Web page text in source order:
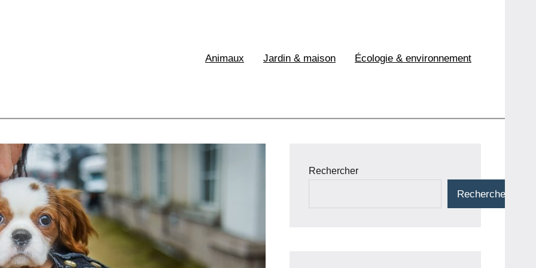
Animaux Jardin & maison Écologie & environnement
Rechercher
Rechercher